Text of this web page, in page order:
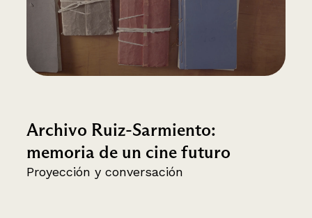
Archivo Ruiz-Sarmiento:
memoria de un cine futuro
Proyección y conversación